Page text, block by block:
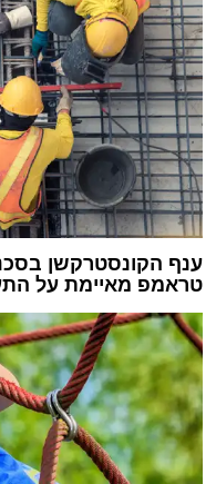
ענף הקונסטרקשן
טראמפ מאיימת על